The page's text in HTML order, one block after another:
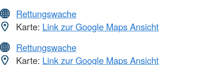
Rettungswache
Karte: Link zur Google Maps Ansicht
Rettungswache
Karte: Link zur Google Maps Ansicht